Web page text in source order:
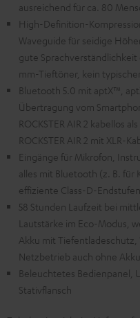
ausreichend für ca. 80
High-Definition-
Waveguide für seidige
gute
mm-Tieftöner, kein
Bluetooth 5.0 mit aptX™,
Übertragung vom
ROCKSTER AIR 2 kabellos
ROCKSTER AIR 2 mit XLR-
Eingänge für Mikrofon,
alles mit Bluetooth (z. B. für
effiziente Class-D-
58 Stunden Laufzeit bei
Lautstärke im Eco-Modus,
Akku mit
Netzbetrieb auch ohne
Beleuchtetes Bedienpanel,
Stativflansch